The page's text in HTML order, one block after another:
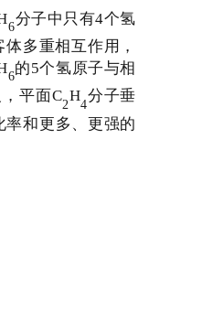
6分子中只有4个氢
多重相互作用，
6的5个氢原子与相
平面C2H4分子垂
率和更多、更强的